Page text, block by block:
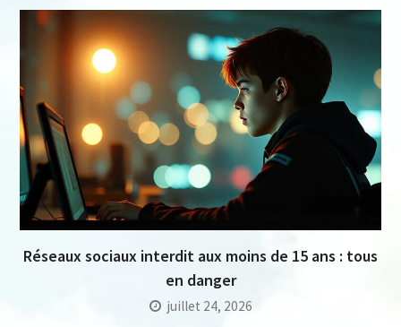
Réseaux sociaux interdit aux moins de 15 ans : tous
en danger
juillet 24, 2026